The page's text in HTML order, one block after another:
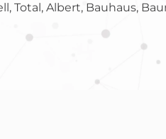
Total, Albert, Bauhaus,